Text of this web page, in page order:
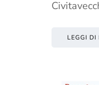
LEGGI DI